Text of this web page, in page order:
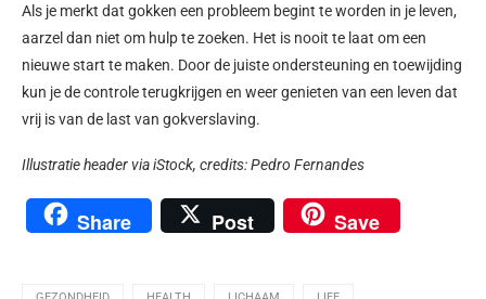
Als je merkt dat gokken een probleem begint te worden in je leven,
aarzel dan niet om hulp te zoeken. Het is nooit te laat om een
nieuwe start te maken. Door de juiste ondersteuning en toewijding
kun je de controle terugkrijgen en weer genieten van een leven dat
vrij is van de last van gokverslaving.
Illustratie header via iStock, credits:Pedro Fernandes
Share Post Save